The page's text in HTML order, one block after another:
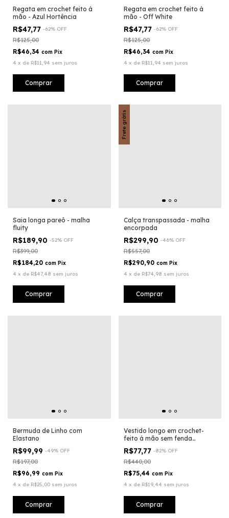
Regata em crochet feito á
mão - Azul Hortência
R$47,77 -62% OFF
R$125,00
R$46,34 com Pix
4 x de R$11,94 sem juros
Comprar
Regata em crochet feito á
mão - Off White
R$47,77 -62% OFF
R$125,00
R$46,34 com Pix
4 x de R$11,94 sem juros
Comprar
Saia longa pareô - malha
fluity
R$189,90 -52% OFF
R$399,00
R$184,20 com Pix
4 x de R$47,48 sem juros
Comprar
Frete grátis
Calça transpassada - malha
encorpada
R$299,90 -46% OFF
R$557,00
R$290,90 com Pix
4 x de R$74,98 sem juros
Comprar
Bermuda de Linho com
Elastano
R$99,99 -49% OFF
R$197,00
R$96,99 com Pix
4 x de R$25,00 sem juros
Comprar
Vestido longo em crochet-
feito á mão sem fenda
BRANCO
R$77,77 -82% OFF
R$440,00
R$75,44 com Pix
4 x de R$19,44 sem juros
Comprar